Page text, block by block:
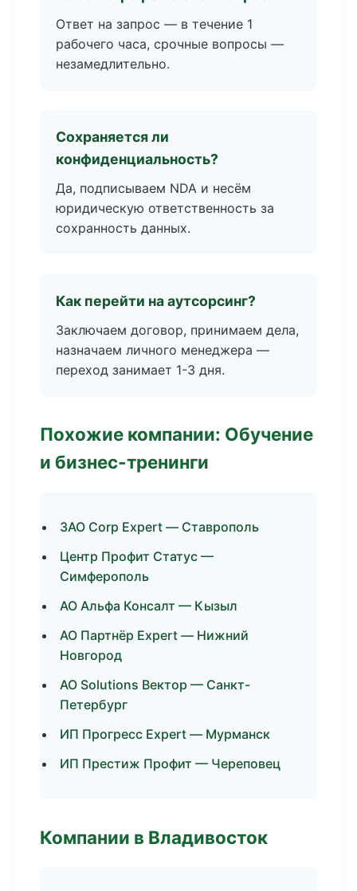
Ответ на запрос — в течение 1
рабочего часа, срочные вопросы —
незамедлительно.
Сохраняется ли
конфиденциальность?
Да, подписываем NDA и несём
юридическую ответственность за
сохранность данных.
Как перейти на аутсорсинг?
Заключаем договор, принимаем дела,
назначаем личного менеджера —
переход занимает 1-3 дня.
Похожие компании: Обучение
и бизнес-тренинги
ЗАО Corp Expert — Ставрополь
Центр Профит Статус —
Симферополь
АО Альфа Консалт — Кызыл
АО Партнёр Expert — Нижний
Новгород
АО Solutions Вектор — Санкт-
Петербург
ИП Прогресс Expert — Мурманск
ИП Престиж Профит — Череповец
Компании в Владивосток